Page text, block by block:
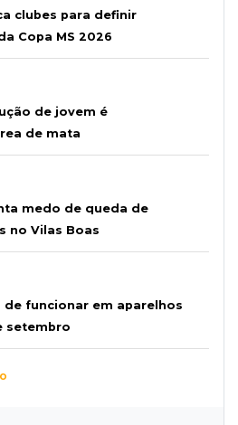
clubes para definir
Copa MS 2026
de jovem é
de mata
medo de queda de
no Vilas Boas
de funcionar em aparelhos
setembro